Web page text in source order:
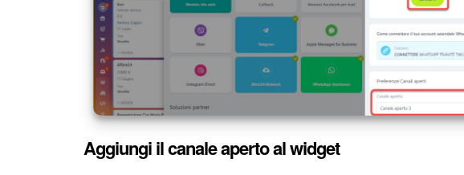
Aggiungi il canale aperto al widget